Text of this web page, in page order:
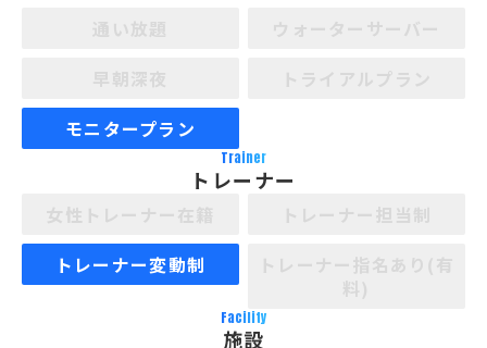
モニタープラン
Trainer
トレーナー
トレーナー変動制
Facility
施設